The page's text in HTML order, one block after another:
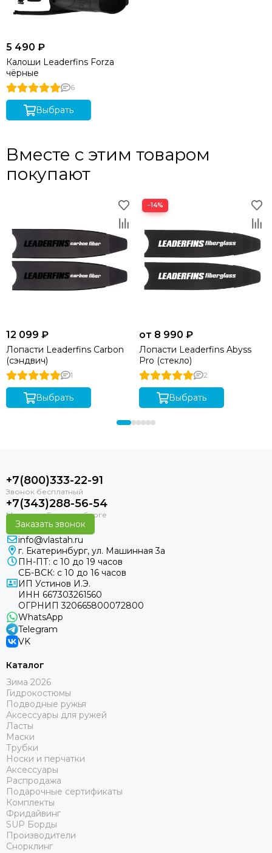
5 490 ₽
Калоши Leaderfins Forza
чёрные
6
Выбрать
Вместе с этим товаром
покупают
12 099 ₽
Лопасти Leaderfins Carbon
(сэндвич)
1
Выбрать
−14%
от 8 990 ₽
Лопасти Leaderfins Abyss
Pro (стекло)
2
Выбрать
+7(800)333-22-91
+7(343)288-56-54
Заказать звонок
info@vlastah.ru
г. Екатеринбург, ул. Машинная 3а
ПН-ПТ: с 10 до 19 часов
СБ-ВСК: с 10 до 16 часов
ИП Устинов И.Э.
ИНН 667303261560
ОГРНИП 320665800072800
WhatsApp
Telegram
VK
Каталог
Зима 2026
Гидрокостюмы
Подводные ружья
Аксессуары для ружей
Ласты
Маски
Трубки
Носки и перчатки
Аксессуары
Распродажа
Подарочные сертификаты
Комплекты
Фридайвинг
SUP Борды
Производители
Снорклинг